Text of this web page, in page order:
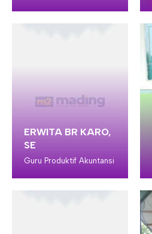
ERWITA BR KARO,
SE
Guru Produktif Akuntansi